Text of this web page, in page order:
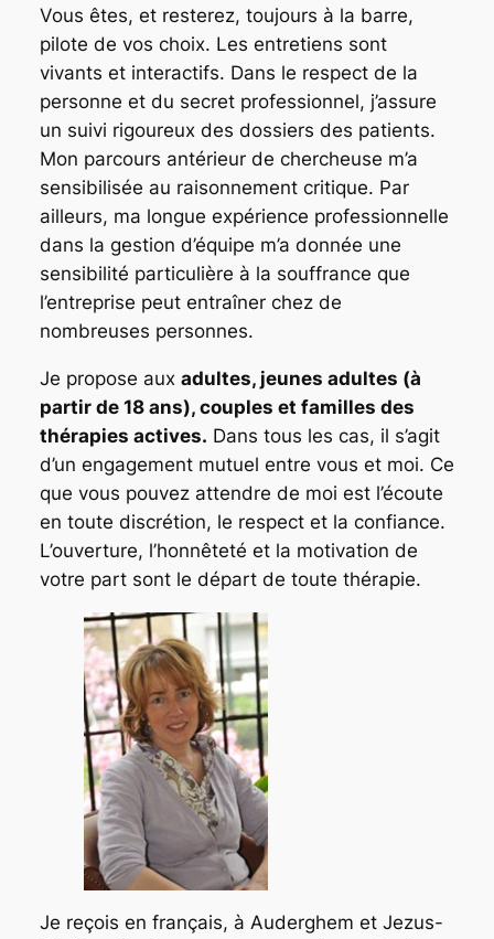
Vous êtes, et resterez, toujours à la barre,
pilote de vos choix. Les entretiens sont
vivants et interactifs. Dans le respect de la
personne et du secret professionnel, j’assure
un suivi rigoureux des dossiers des patients.
Mon parcours antérieur de chercheuse m’a
sensibilisée au raisonnement critique. Par
ailleurs, ma longue expérience professionnelle
dans la gestion d’équipe m’a donnée une
sensibilité particulière à la souffrance que
l’entreprise peut entraîner chez de
nombreuses personnes.
Je propose aux adultes, jeunes adultes (à
partir de 18 ans), couples et familles des
thérapies actives. Dans tous les cas, il s’agit
d’un engagement mutuel entre vous et moi. Ce
que vous pouvez attendre de moi est l’écoute
en toute discrétion, le respect et la confiance.
L’ouverture, l’honnêteté et la motivation de
votre part sont le départ de toute thérapie.
Je reçois en français, à Auderghem et Jezus-